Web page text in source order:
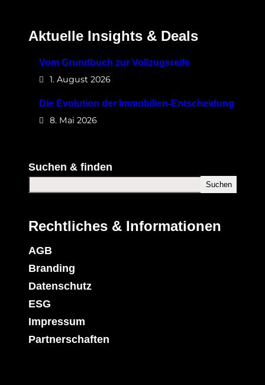
Aktuelle Insights & Deals
Vom Grundbuch zur Vollzugsreife
1. August 2026
Die Evolution der Immobilien-Entscheidung
8. Mai 2026
Suchen & finden
Suchen
Rechtliches & Informationen
AGB
Branding
Datenschutz
ESG
Impressum
Partnerschaften